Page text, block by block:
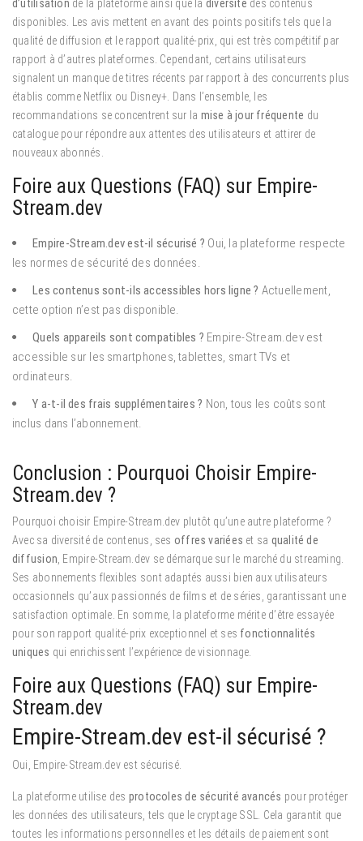
d’utilisation de la plateforme ainsi que la diversité des contenus
disponibles. Les avis mettent en avant des points positifs tels que la
qualité de diffusion et le rapport qualité-prix, qui est très compétitif par
rapport à d’autres plateformes. Cependant, certains utilisateurs
signalent un manque de titres récents par rapport à des concurrents plus
établis comme Netflix ou Disney+. Dans l’ensemble, les
recommandations se concentrent sur la mise à jour fréquente du
catalogue pour répondre aux attentes des utilisateurs et attirer de
nouveaux abonnés.
Foire aux Questions (FAQ) sur Empire-
Stream.dev
Empire-Stream.dev est-il sécurisé ? Oui, la plateforme respecte
les normes de sécurité des données.
Les contenus sont-ils accessibles hors ligne ? Actuellement,
cette option n’est pas disponible.
Quels appareils sont compatibles ? Empire-Stream.dev est
accessible sur les smartphones, tablettes, smart TVs et
ordinateurs.
Y a-t-il des frais supplémentaires ? Non, tous les coûts sont
inclus dans l’abonnement.
Conclusion : Pourquoi Choisir Empire-
Stream.dev ?
Pourquoi choisir Empire-Stream.dev plutôt qu’une autre plateforme ?
Avec sa diversité de contenus, ses offres variées et sa qualité de
diffusion , Empire-Stream.dev se démarque sur le marché du streaming.
Ses abonnements flexibles sont adaptés aussi bien aux utilisateurs
occasionnels qu’aux passionnés de films et de séries, garantissant une
satisfaction optimale. En somme, la plateforme mérite d’être essayée
pour son rapport qualité-prix exceptionnel et ses fonctionnalités
uniques qui enrichissent l’expérience de visionnage.
Foire aux Questions (FAQ) sur Empire-
Stream.dev
Empire-Stream.dev est-il sécurisé ?
Oui, Empire-Stream.dev est sécurisé.
La plateforme utilise des protocoles de sécurité avancés pour protéger
les données des utilisateurs, tels que le cryptage SSL. Cela garantit que
toutes les informations personnelles et les détails de paiement sont